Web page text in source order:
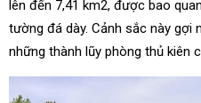
lên đến 7,41 km2, được bao
tường đá dày. Cảnh sắc này gợi
những thành lũy phòng thủ kiên